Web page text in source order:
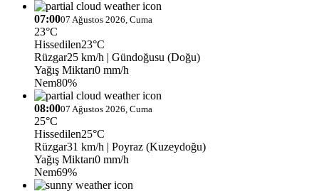
07:0007 Ağustos 2026, Cuma
23°C
Hissedilen23°C
Rüzgar25 km/h | Gündoğusu (Doğu)
Yağış Miktarı0 mm/h
Nem80%
08:0007 Ağustos 2026, Cuma
25°C
Hissedilen25°C
Rüzgar31 km/h | Poyraz (Kuzeydoğu)
Yağış Miktarı0 mm/h
Nem69%